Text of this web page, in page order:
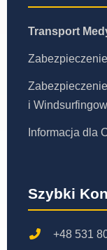
Transport
i
Informacja dla
Szybki
+48 531